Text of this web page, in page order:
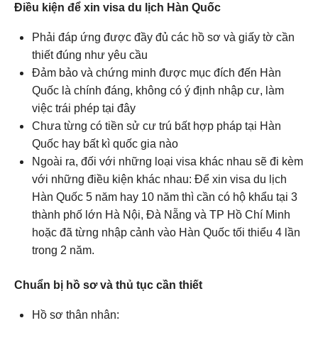
Điều kiện để xin visa du lịch Hàn Quốc
Phải đáp ứng được đầy đủ các hồ sơ và giấy tờ cần
thiết đúng như yêu cầu
Đảm bảo và chứng minh được mục đích đến Hàn
Quốc là chính đáng, không có ý định nhập cư, làm
việc trái phép tại đây
Chưa từng có tiền sử cư trú bất hợp pháp tại Hàn
Quốc hay bất kì quốc gia nào
Ngoài ra, đối với những loại visa khác nhau sẽ đi kèm
với những điều kiện khác nhau: Để xin visa du lịch
Hàn Quốc 5 năm hay 10 năm thì cần có hộ khẩu tại 3
thành phố lớn Hà Nội, Đà Nẵng và TP Hồ Chí Minh
hoặc đã từng nhập cảnh vào Hàn Quốc tối thiểu 4 lần
trong 2 năm.
Chuẩn bị hồ sơ và thủ tục cần thiết
Hồ sơ thân nhân: